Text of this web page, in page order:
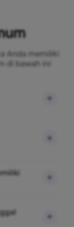
Anda memiliki
di bawah ini